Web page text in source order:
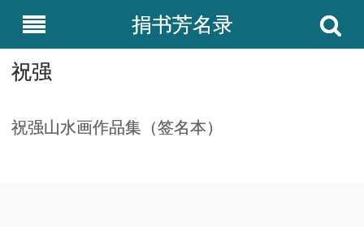
捐书芳名录
祝强
祝强山水画作品集（签名本）